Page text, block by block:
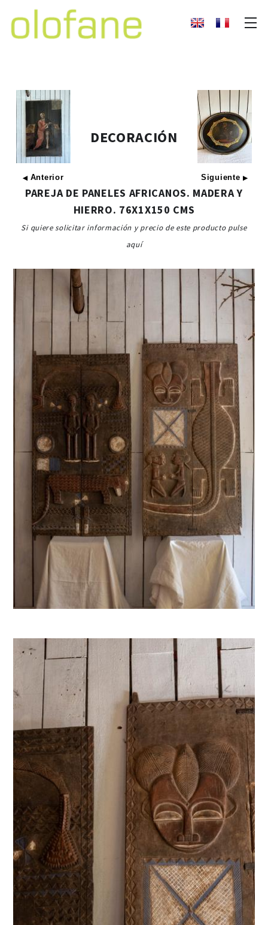
◀ Anterior
DECORACIÓN
Siguiente▶
PAREJA DE PANELES AFRICANOS. MADERA Y
HIERRO. 76X1X150 CMS
Si quiere solicitar información y precio de este producto pulse
aquí